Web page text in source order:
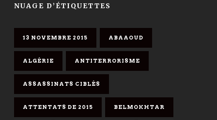
NUAGE D’ÉTIQUETTES
13 NOVEMBRE 2015 ABAAOUD
ALGÉRIE ANTITERRORISME
ASSASSINATS CIBLÉS
ATTENTATS DE 2015 BELMOKHTAR